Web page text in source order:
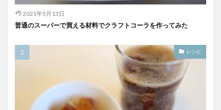
2021年5月13日
普通のスーパーで買える材料でクラフトコーラを作ってみた
レシピ